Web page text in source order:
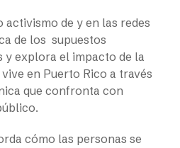
de y en las redes
de los supuestos
explora el impacto de la
en Puerto Rico a través
que confronta con
cómo las personas se